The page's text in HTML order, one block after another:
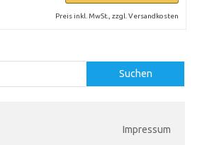
Preis inkl. MwSt., zzgl. Versandkosten
Suchen
Impressum